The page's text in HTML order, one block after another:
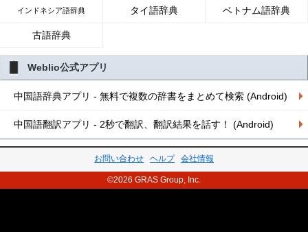
インドネシア語辞典 タイ語辞典 ベトナム語辞典
古語辞典
Weblio公式アプリ
中国語辞典アプリ - 無料で複数の辞書をまとめて検索 (Android)
中国語翻訳アプリ - 2秒で翻訳、翻訳結果を話す！ (Android)
お問い合わせ ヘルプ 会社情報
©2026 GRAS Group, Inc.